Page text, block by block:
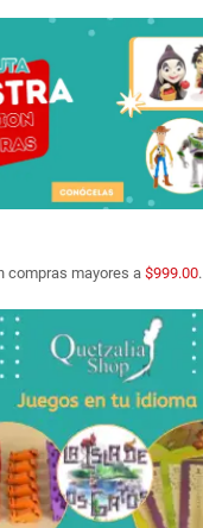
compras mayores a $999.00.